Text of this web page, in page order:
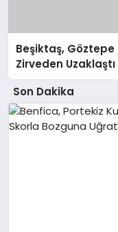
Beşiktaş, Göztepe
Zirveden Uzaklaştı
Son Dakika